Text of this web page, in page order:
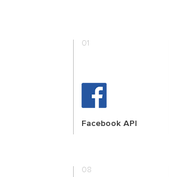
01
Facebook API
08